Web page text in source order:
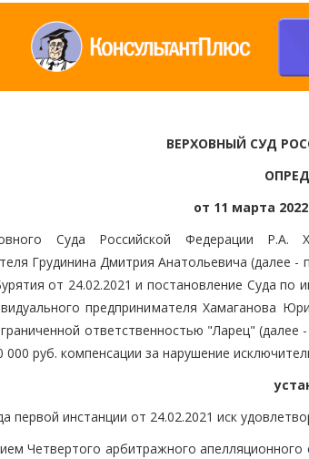
ВЕРХОВНЫЙ СУД
от 11 марта
Суда Российской Федерации Р.А.
Грудинина Дмитрия Анатольевича (далее
от 24.02.2021 и постановление Суда
предпринимателя Хамаганова
ответственностью "Ларец"
000 руб. компенсации за нарушение
первой инстанции от 24.02.2021 иск
Четвертого арбитражного